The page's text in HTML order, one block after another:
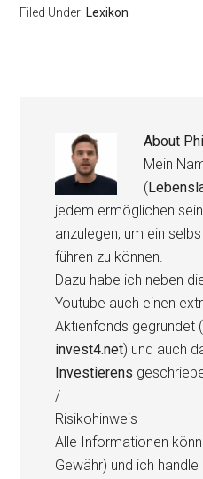
Filed Under: Lexikon
About
Mein
(
jedem ermöglichen
anzulegen, um ein
führen zu können.
Dazu habe ich neben
Youtube auch einen
Aktienfonds gegründet
invest4.net) und auch
Investierens
/
Risikohinweis
Alle Informationen
Gewähr) und ich